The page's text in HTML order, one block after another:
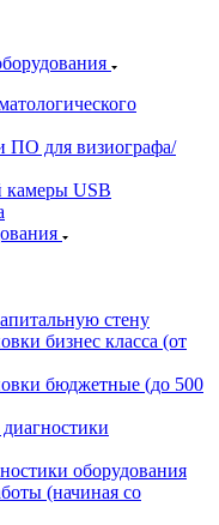
ПО для визиографа/
камеры USB
стену
бизнес класса (от
бюджетные (до 500
оборудования
(начиная со